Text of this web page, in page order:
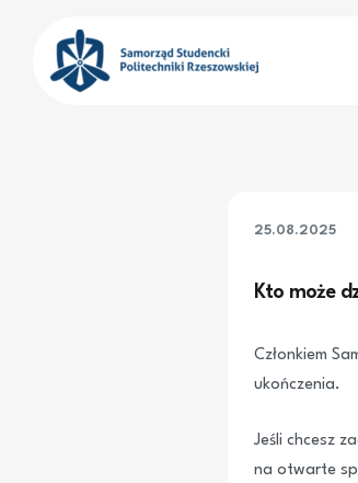
25.08.2025
Kto może
Członkiem
ukończenia.
Jeśli chcesz
na otwarte